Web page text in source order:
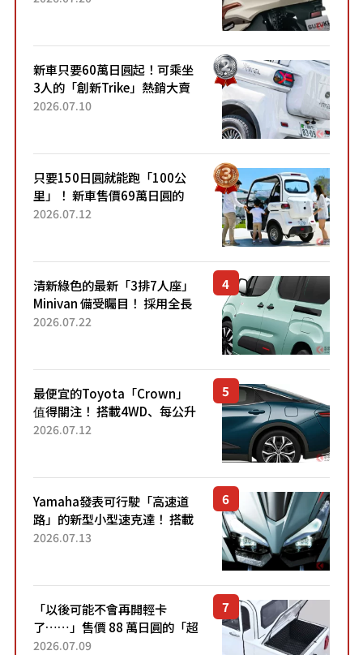
新車只要60萬日圓起！可乘坐
3人的「創新Trike」熱銷大賣
成為人氣車款！「養車成本真
2026.07.10
只要150日圓就能跑「100公
里」！ 新車售價69萬日圓的
「3人座」Trike大受歡迎！ 順
2026.07.12
清新綠色的最新「3排7人座」
Minivan 備受矚目！ 採用全長
4.7公尺剛剛好的車身尺寸與
2026.07.22
最便宜的Toyota「Crown」
值得關注！ 搭載4WD、每公升
22.4公里低油耗表現超亮眼！
2026.07.12
Yamaha發表可行駛「高速道
路」的新型小型速克達！ 搭載
能享受超強勁「渦輪感」的動
2026.07.13
「以後可能不會再開輕卡
了……」售價 88 萬日圓的「超
迷你輕型貨車」引發兩極評
2026.07.09